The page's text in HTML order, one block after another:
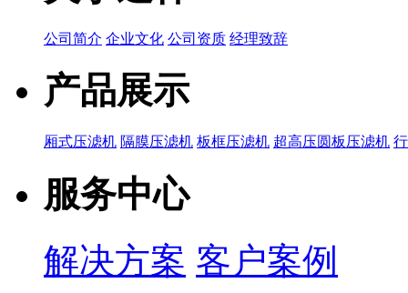
公司简介 企业文化 公司资质 经理致辞
产品展示
厢式压滤机 隔膜压滤机 板框压滤机 超高压圆板压滤机
服务中心
解决方案 客户案例